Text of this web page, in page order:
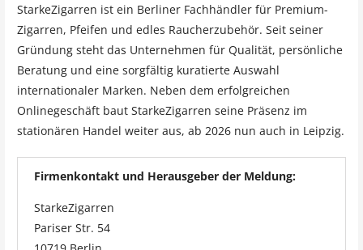
StarkeZigarren ist ein Berliner Fachhändler für Premium-
Zigarren, Pfeifen und edles Raucherzubehör. Seit seiner
Gründung steht das Unternehmen für Qualität, persönliche
Beratung und eine sorgfältig kuratierte Auswahl
internationaler Marken. Neben dem erfolgreichen
Onlinegeschäft baut StarkeZigarren seine Präsenz im
stationären Handel weiter aus, ab 2026 nun auch in Leipzig.
Firmenkontakt und Herausgeber der Meldung:
StarkeZigarren
Pariser Str. 54